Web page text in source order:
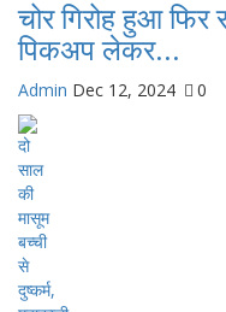
चोर गिरोह हुआ
पिकअप लेकर...
Admin Dec 12, 2024 0